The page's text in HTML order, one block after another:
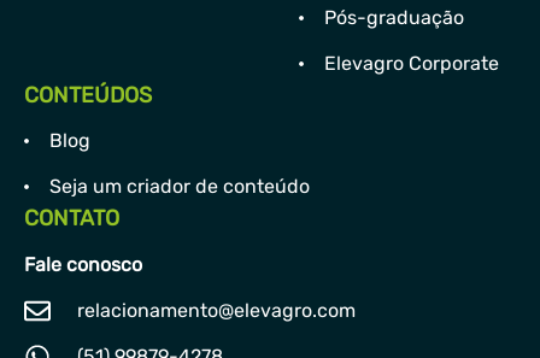
Pós-graduação
Elevagro Corporate
CONTEÚDOS
Blog
Seja um criador de conteúdo
CONTATO
Fale conosco
relacionamento@elevagro.com